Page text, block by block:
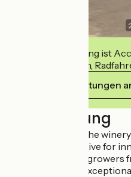
Diese Einrichtung ist
verpflichtet sich,
Ihre Verpflichtungen
Beschreibung
Founded in 1928, the
with a constant drive for
together 110 winegrowers
vineyard with an